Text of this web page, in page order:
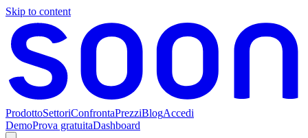
Skip to content
ProdottoSettoriConfrontaPrezziBlogAccedi
DemoProva gratuitaDashboard